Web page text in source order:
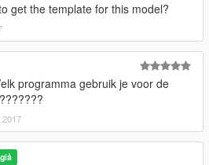
get the template for this model?
programma gebruik je voor de